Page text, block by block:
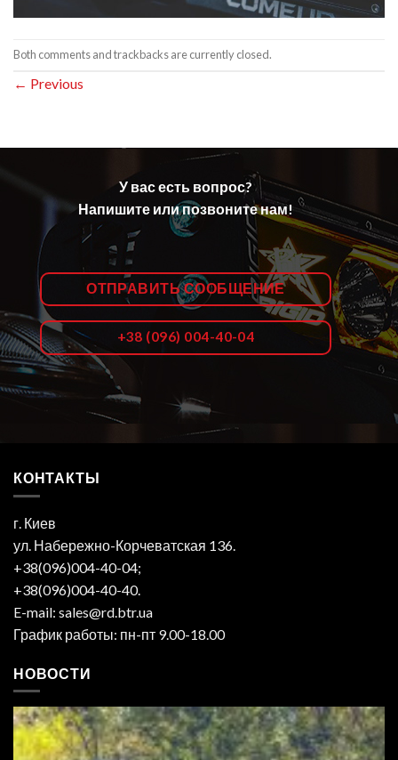
Both comments and trackbacks are currently closed.
← Previous
У вас есть вопрос?
Напишите или позвоните нам!
ОТПРАВИТЬ СООБЩЕНИЕ
+38 (096) 004-40-04
КОНТАКТЫ
г. Киев
ул. Набережно-Корчеватская 136.
+38(096)004-40-04;
+38(096)004-40-40.
E-mail: sales@rd.btr.ua
График работы: пн-пт 9.00-18.00
НОВОСТИ